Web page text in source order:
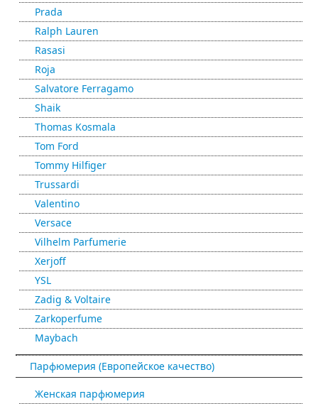
Prada
Ralph Lauren
Rasasi
Roja
Salvatore Ferragamo
Shaik
Thomas Kosmala
Tom Ford
Tommy Hilfiger
Trussardi
Valentino
Versace
Vilhelm Parfumerie
Xerjoff
YSL
Zadig & Voltaire
Zarkoperfume
Maybach
Парфюмерия (Европейское качество)
Женская парфюмерия